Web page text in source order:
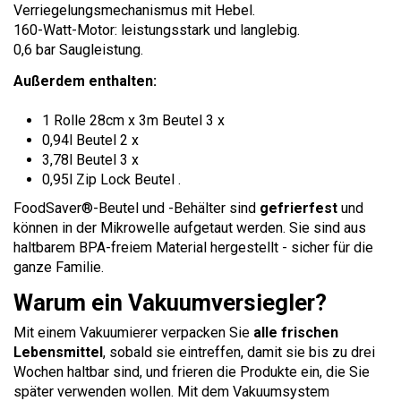
Verriegelungsmechanismus mit Hebel.
160-Watt-Motor: leistungsstark und langlebig.
0,6 bar Saugleistung.
Außerdem enthalten:
1 Rolle 28cm x 3m Beutel 3 x
0,94l Beutel 2 x
3,78l Beutel 3 x
0,95l Zip Lock Beutel .
FoodSaver®-Beutel und -Behälter sind gefrierfest und
können in der Mikrowelle aufgetaut werden. Sie sind aus
haltbarem BPA-freiem Material hergestellt - sicher für die
ganze Familie.
Warum ein Vakuumversiegler?
Mit einem Vakuumierer verpacken Sie alle frischen
Lebensmittel, sobald sie eintreffen, damit sie bis zu drei
Wochen haltbar sind, und frieren die Produkte ein, die Sie
später verwenden wollen. Mit dem Vakuumsystem